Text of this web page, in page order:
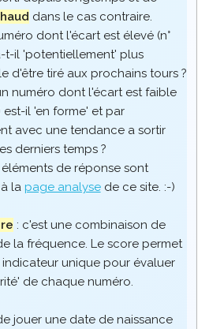
dans le cas contraire.
dont l'écart est élevé (n°
t-il 'potentiellement' plus
d'être tiré aux prochains tours ?
numéro dont l'écart est faible
est-il 'en forme' et par
avec une tendance a sortir
derniers temps ?
de réponse sont
la page analysede ce site. :-)
: c'est une combinaison de
la fréquence. Le score permet
unique pour évaluer
de chaque numéro.
jouer une date de naissance